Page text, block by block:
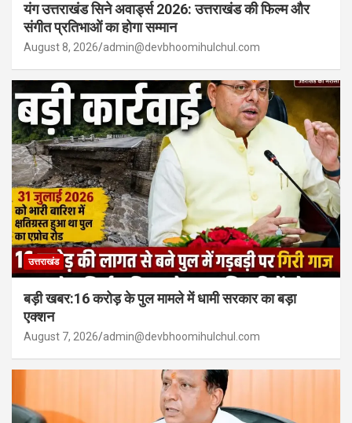
यंग उत्तराखंड सिने अवार्ड्स 2026: उत्तराखंड की फिल्म और
संगीत प्रतिभाओं का होगा सम्मान
August 8, 2026 admin@devbhoomihulchul.com
उत्तराखंड
बड़ी खबर:16 करोड़ के पुल मामले में धामी सरकार का बड़ा
एक्शन
August 7, 2026 admin@devbhoomihulchul.com